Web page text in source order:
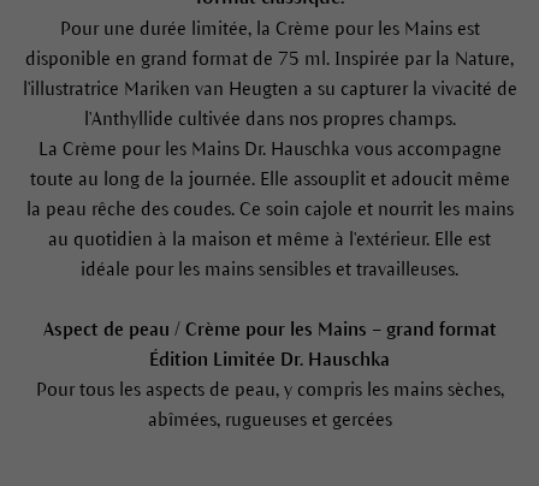
Pour une durée limitée, la Crème pour les Mains est
disponible en grand format de 75 ml. Inspirée par la Nature,
l'illustratrice Mariken van Heugten a su capturer la vivacité de
l'Anthyllide cultivée dans nos propres champs.
La Crème pour les Mains Dr. Hauschka vous accompagne
toute au long de la journée. Elle assouplit et adoucit même
la peau rêche des coudes. Ce soin cajole et nourrit les mains
au quotidien à la maison et même à l'extérieur. Elle est
idéale pour les mains sensibles et travailleuses.
Aspect de peau / Crème pour les Mains – grand format
Édition Limitée Dr. Hauschka
Pour tous les aspects de peau, y compris les mains sèches,
abîmées, rugueuses et gercées